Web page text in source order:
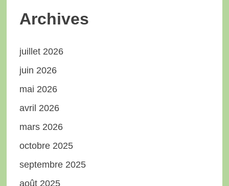
Archives
juillet 2026
juin 2026
mai 2026
avril 2026
mars 2026
octobre 2025
septembre 2025
août 2025